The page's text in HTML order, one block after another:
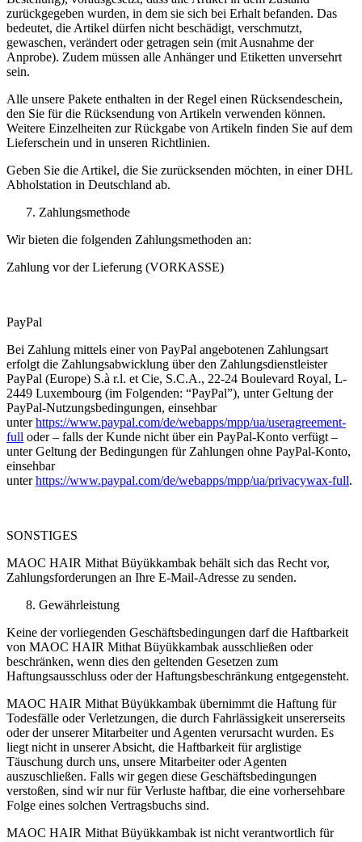
zurückgegeben wurden, in dem sie sich bei Erhalt befanden. Das
bedeutet, die Artikel dürfen nicht beschädigt, verschmutzt,
gewaschen, verändert oder getragen sein (mit Ausnahme der
Anprobe). Zudem müssen alle Anhänger und Etiketten unversehrt
sein.
Alle unsere Pakete enthalten in der Regel einen Rücksendeschein,
den Sie für die Rücksendung von Artikeln verwenden können.
Weitere Einzelheiten zur Rückgabe von Artikeln finden Sie auf dem
Lieferschein und in unseren Richtlinien.
Geben Sie die Artikel, die Sie zurücksenden möchten, in einer DHL
Abholstation in Deutschland ab.
Zahlungsmethode
Wir bieten die folgenden Zahlungsmethoden an:
Zahlung vor der Lieferung (VORKASSE)
PayPal
Bei Zahlung mittels einer von PayPal angebotenen Zahlungsart
erfolgt die Zahlungsabwicklung über den Zahlungsdienstleister
PayPal (Europe) S.à r.l. et Cie, S.C.A., 22-24 Boulevard Royal, L-
2449 Luxembourg (im Folgenden: “PayPal”), unter Geltung der
PayPal-Nutzungsbedingungen, einsehbar
unterhttps://www.paypal.com/de/webapps/mpp/ua/useragreement-
full oder – falls der Kunde nicht über ein PayPal-Konto verfügt –
unter Geltung der Bedingungen für Zahlungen ohne PayPal-Konto,
einsehbar
unterhttps://www.paypal.com/de/webapps/mpp/ua/privacywax-full.
SONSTIGES
MAOC HAIR Mithat Büyükkambak behält sich das Recht vor,
Zahlungsforderungen an Ihre E-Mail-Adresse zu senden.
Gewährleistung
Keine der vorliegenden Geschäftsbedingungen darf die Haftbarkeit
von MAOC HAIR Mithat Büyükkambak ausschließen oder
beschränken, wenn dies den geltenden Gesetzen zum
Haftungsausschluss oder der Haftungsbeschränkung entgegensteht.
MAOC HAIR Mithat Büyükkambak übernimmt die Haftung für
Todesfälle oder Verletzungen, die durch Fahrlässigkeit unsererseits
oder der unserer Mitarbeiter und Agenten verursacht wurden. Es
liegt nicht in unserer Absicht, die Haftbarkeit für arglistige
Täuschung durch uns, unsere Mitarbeiter oder Agenten
auszuschließen. Falls wir gegen diese Geschäftsbedingungen
verstoßen, sind wir nur für Verluste haftbar, die eine vorhersehbare
Folge eines solchen Vertragsbuchs sind.
MAOC HAIR Mithat Büyükkambak ist nicht verantwortlich für